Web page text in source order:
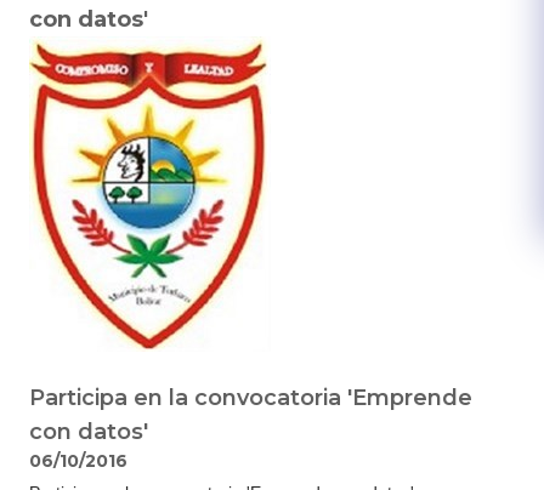
con datos'
Participa en la convocatoria 'Emprende
con datos'
06/10/2016